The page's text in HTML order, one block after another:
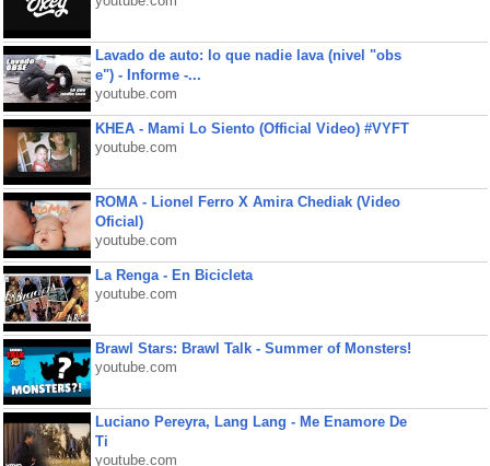
Lavado de auto: lo que nadie lava (nivel "obs
e") - Informe -...
youtube.com
KHEA - Mami Lo Siento (Official Video) #VYFT
youtube.com
ROMA - Lionel Ferro X Amira Chediak (Video
Oficial)
youtube.com
La Renga - En Bicicleta
youtube.com
Brawl Stars: Brawl Talk - Summer of Monsters!
youtube.com
Luciano Pereyra, Lang Lang - Me Enamore De
Ti
youtube.com